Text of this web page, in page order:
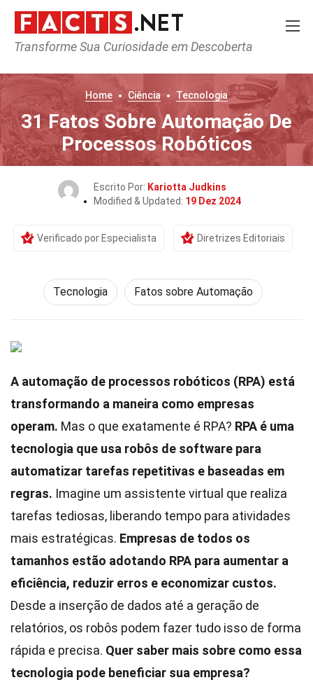
Transforme Sua Curiosidade em Descoberta
Home Ciência Tecnologia
31 Fatos Sobre Automação De
Processos Robóticos
Escrito Por: Kariotta Judkins
Modified & Updated: 19 Dez 2024
Verificado por Especialista Diretrizes Editoriais
Tecnologia Fatos sobre Automação
A automação de processos robóticos (RPA) está
transformando a maneira como empresas
operam. Mas o que exatamente é RPA? RPA é uma
tecnologia que usa robôs de software para
automatizar tarefas repetitivas e baseadas em
regras. Imagine um assistente virtual que realiza
tarefas tediosas, liberando tempo para atividades
mais estratégicas. Empresas de todos os
tamanhos estão adotando RPA para aumentar a
eficiência, reduzir erros e economizar custos.
Desde a inserção de dados até a geração de
relatórios, os robôs podem fazer tudo isso de forma
rápida e precisa. Quer saber mais sobre como essa
tecnologia pode beneficiar sua empresa?